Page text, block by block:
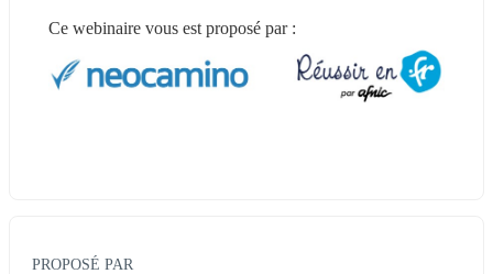
Ce webinaire vous est proposé par :
PROPOSÉ PAR